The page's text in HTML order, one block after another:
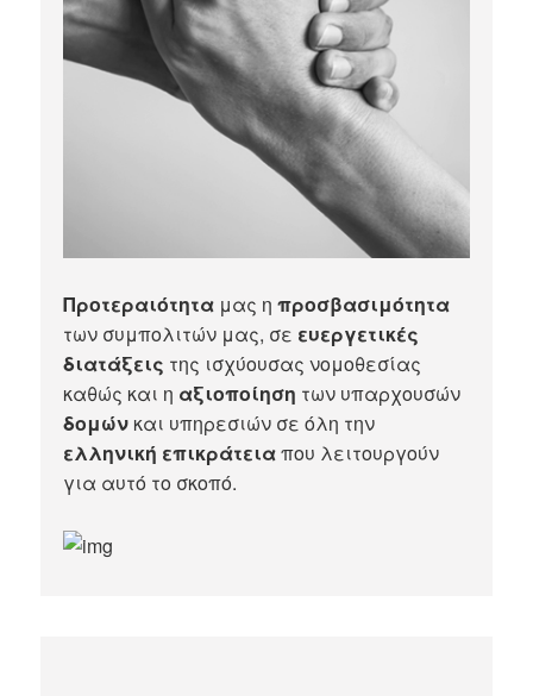
Προτεραιότητα μας ηπροσβασιμότητα
των συμπολιτών μας, σε ευεργετικές
διατάξεις της ισχύουσας νομοθεσίας
καθώς και η αξιοποίηση των υπαρχουσών
δομών και υπηρεσιών σε όλη την
ελληνική επικράτειαπου λειτουργούν
για αυτό το σκοπό.​